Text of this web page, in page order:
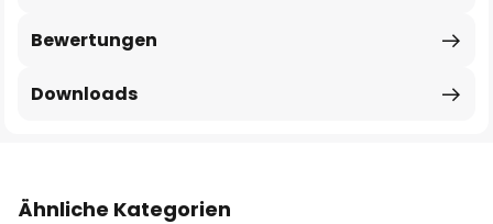
Bewertungen
Downloads
Ähnliche Kategorien